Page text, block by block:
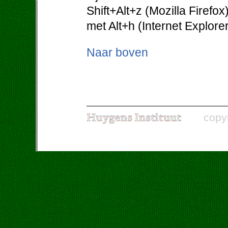
Shift+Alt+z (Mozilla
met Alt+h (Internet
Naar boven